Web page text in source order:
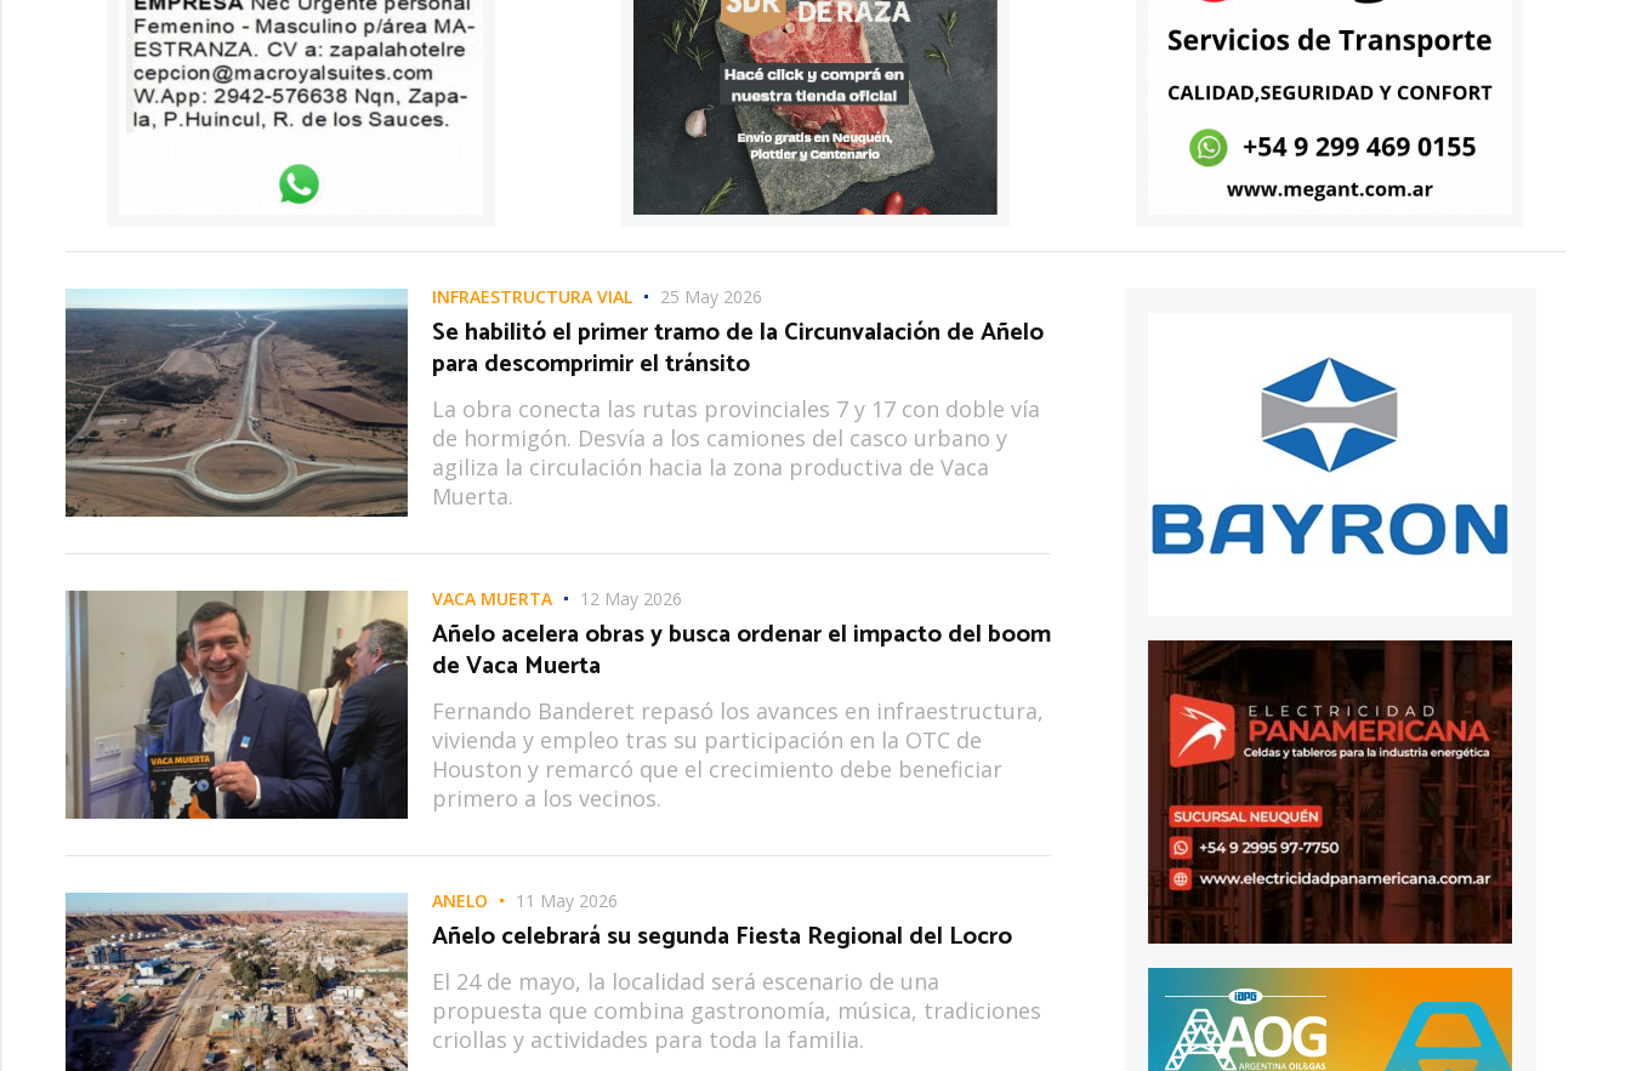
INFRAESTRUCTURA VIAL 25 May 2026
Se habilitó el primer tramo de la Circunvalación de Añelo
para descomprimir el tránsito
La obra conecta las rutas provinciales 7 y 17 con doble vía
de hormigón. Desvía a los camiones del casco urbano y
agiliza la circulación hacia la zona productiva de Vaca
Muerta.
VACA MUERTA 12 May 2026
Añelo acelera obras y busca ordenar el impacto del boom
de Vaca Muerta
Fernando Banderet repasó los avances en infraestructura,
vivienda y empleo tras su participación en la OTC de
Houston y remarcó que el crecimiento debe beneficiar
primero a los vecinos.
AÑELO 11 May 2026
Añelo celebrará su segunda Fiesta Regional del Locro
El 24 de mayo, la localidad será escenario de una
propuesta que combina gastronomía, música, tradiciones
criollas y actividades para toda la familia.